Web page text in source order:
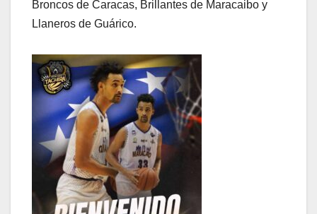
Broncos de Caracas, Brillantes de Maracaibo y
Llaneros de Guárico.